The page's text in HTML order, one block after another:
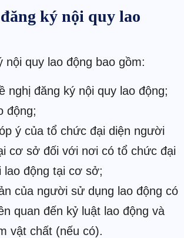
ký nội quy lao
nội quy lao động bao gồm:
nghị đăng ký nội quy lao động;
động;
ý của tổ chức đại diện người
cơ sở đối với nơi có tổ chức đại
lao động tại cơ sở;
của người sử dụng lao động có
quan đến kỷ luật lao động và
vật chất (nếu có).